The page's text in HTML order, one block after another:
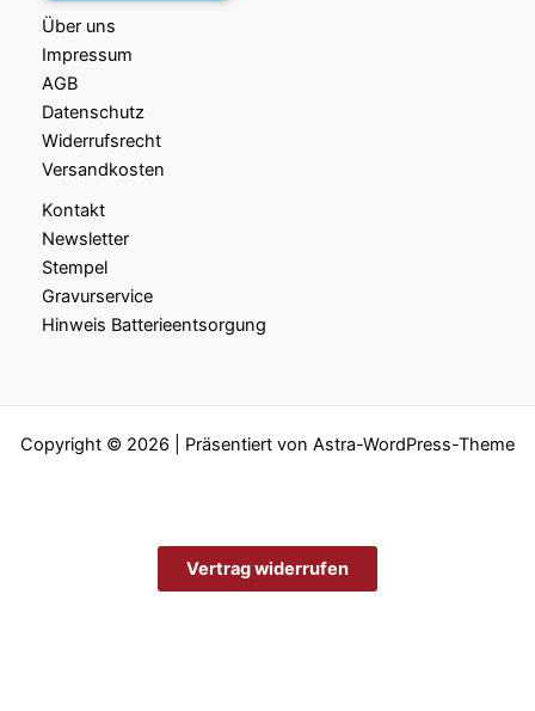
Über uns
Impressum
AGB
Datenschutz
Widerrufsrecht
Versandkosten
Kontakt
Newsletter
Stempel
Gravurservice
Hinweis Batterieentsorgung
Copyright © 2026 | Präsentiert von Astra-WordPress-Theme
Vertrag widerrufen